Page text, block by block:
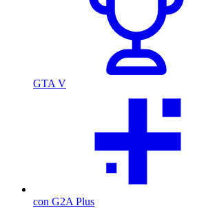
GTA V
con G2A Plus